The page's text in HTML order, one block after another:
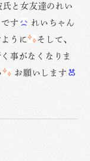
氏と女友達のれい
す
れいちゃん
うに
そして、
事がなくなりま
お願いします